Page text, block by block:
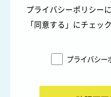
プライバシーポリシー
「同意する」にチェッ
プライバシー